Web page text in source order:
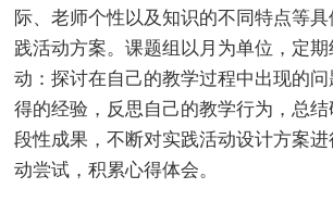
际、老师个性以及知识的不同特点等
践活动方案。课题组以月为单位，定
动：探讨在自己的教学过程中出现的
得的经验，反思自己的教学行为，总
段性成果，不断对实践活动设计方案
动尝试，积累心得体会。